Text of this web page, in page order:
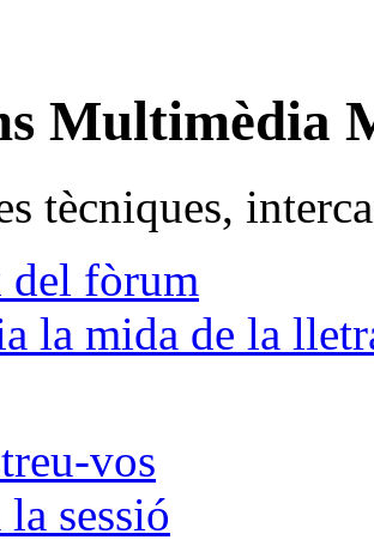
Multimèdia
tècniques,
del fòrum
la mida de la
vos
sessió